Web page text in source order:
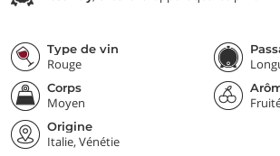
Type de vin
Rouge
Corps
Moyen
Origine
Italie, Vénétie